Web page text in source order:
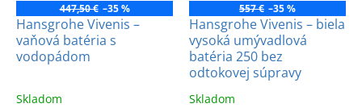
447,50 € –35 %
Hansgrohe Vivenis –
vaňová batéria s
vodopádom
Skladom
557 € –35 %
Hansgrohe Vivenis – biela
vysoká umývadlová
batéria 250 bez
odtokovej súpravy
Skladom